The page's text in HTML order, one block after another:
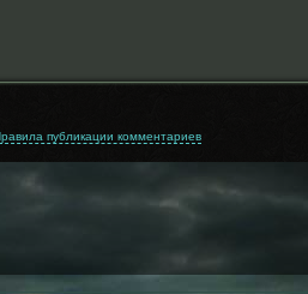
публикации комментариев